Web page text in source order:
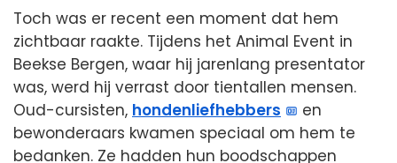
Toch was er recent een moment dat hem
zichtbaar raakte. Tijdens het Animal Event in
Beekse Bergen, waar hij jarenlang presentator
was, werd hij verrast door tientallen mensen.
Oud-cursisten, hondenliefhebbers
en
bewonderaars kwamen speciaal om hem te
bedanken. Ze hadden hun boodschappen